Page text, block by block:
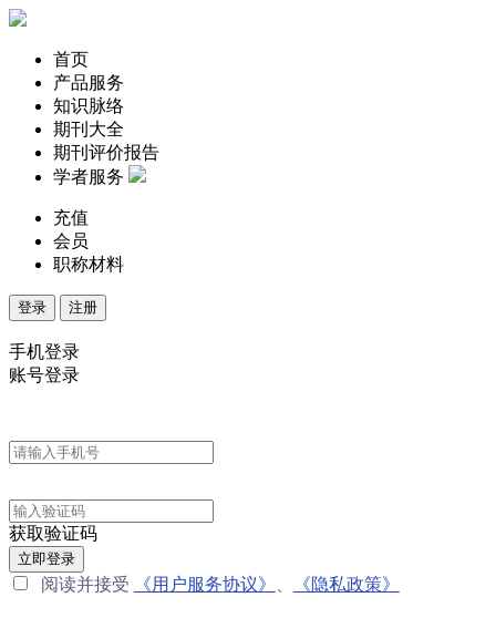
首页
产品服务
知识脉络
期刊大全
期刊评价报告
学者服务
充值
会员
职称材料
登录 注册
手机登录
账号登录
获取验证码
立即登录
阅读并接受 《用户服务协议》 《隐私政策》